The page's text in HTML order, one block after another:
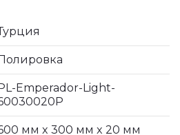
Emperador-Light-
мм x 300 мм x 20 мм